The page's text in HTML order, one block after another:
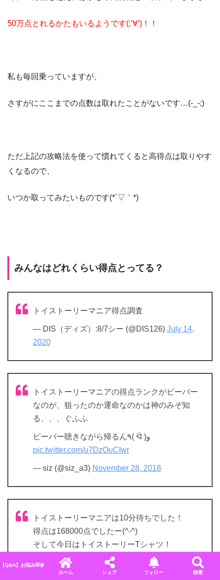
50万点とれるかたもいるようです(;’∀’)！！
私も毎回乗っていますが、
さすがにここまでの点数は取れたことがないです…(-_-;)
ただ上記の攻略法を使って慣れてくると高得点は取りやす
くなるので、
いつか取ってみたいものです(*´▽｀*)
みんなはどれくらい得点とってる？
トイストーリーマニア得点調査
— DIS（ディズ）:8/7シー (@DIS126) July 14,
2020
トイストーリーマニアの得点ランクがビーバー
なのが、狙ったのか運命なのかは神のみぞ知
る、、、ぐふふ
ビーバー聴きながら帰るん٩( ᐛ )و
pic.twitter.com/u7DzOuCIwr
— siz (@siz_a3) November 28, 2018
トイストーリーマニアは10分待ちでした！
得点は168000点でしたー(^-^)
そして今日はトイストーリーTシャツ！
今からタワテラ！
#東京ディズニーシー
#東京デ
ィズニーリゾート
#ディズニーシー#ディズニー#
【Q&A】お悩み即解決！ディズニーに関するよくある質問＆回答まとめ
ホーム
シェア フォロー 検索